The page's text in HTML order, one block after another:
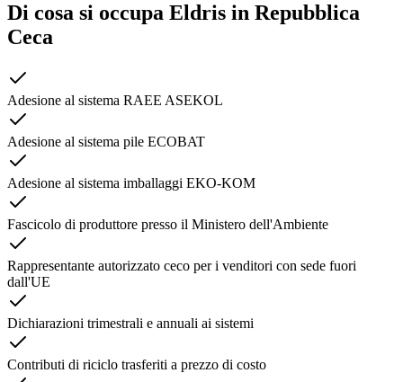
Di cosa si occupa Eldris in Repubblica
Ceca
Adesione al sistema RAEE ASEKOL
Adesione al sistema pile ECOBAT
Adesione al sistema imballaggi EKO-KOM
Fascicolo di produttore presso il Ministero dell'Ambiente
Rappresentante autorizzato ceco per i venditori con sede fuori
dall'UE
Dichiarazioni trimestrali e annuali ai sistemi
Contributi di riciclo trasferiti a prezzo di costo